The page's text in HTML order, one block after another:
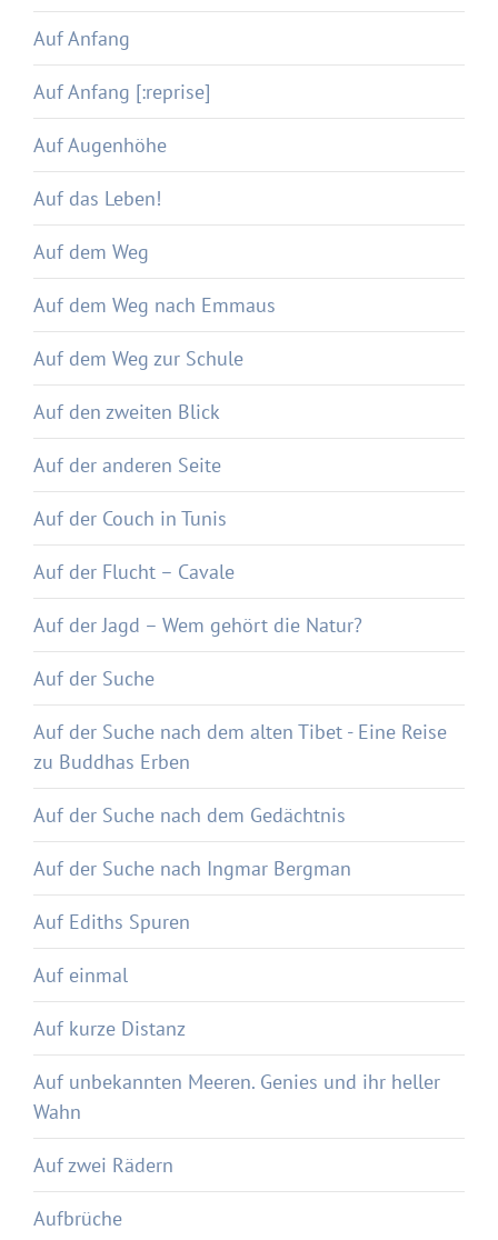
Auf Anfang
Auf Anfang [:reprise]
Auf Augenhöhe
Auf das Leben!
Auf dem Weg
Auf dem Weg nach Emmaus
Auf dem Weg zur Schule
Auf den zweiten Blick
Auf der anderen Seite
Auf der Couch in Tunis
Auf der Flucht – Cavale
Auf der Jagd – Wem gehört die Natur?
Auf der Suche
Auf der Suche nach dem alten Tibet - Eine Reise
zu Buddhas Erben
Auf der Suche nach dem Gedächtnis
Auf der Suche nach Ingmar Bergman
Auf Ediths Spuren
Auf einmal
Auf kurze Distanz
Auf unbekannten Meeren. Genies und ihr heller
Wahn
Auf zwei Rädern
Aufbrüche